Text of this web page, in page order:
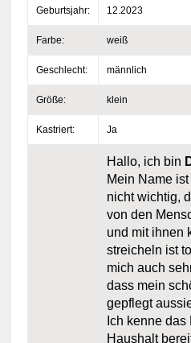
Geburtsjahr: 12.2023
Farbe: weiß
Geschlecht: männlich
Größe: klein
Kastriert: Ja
Hallo, ich bin
Mein Name
nicht wichtig,
von den
und mit ihnen
streicheln ist
mich auch
dass mein
gepflegt
Ich kenne
Haushalt